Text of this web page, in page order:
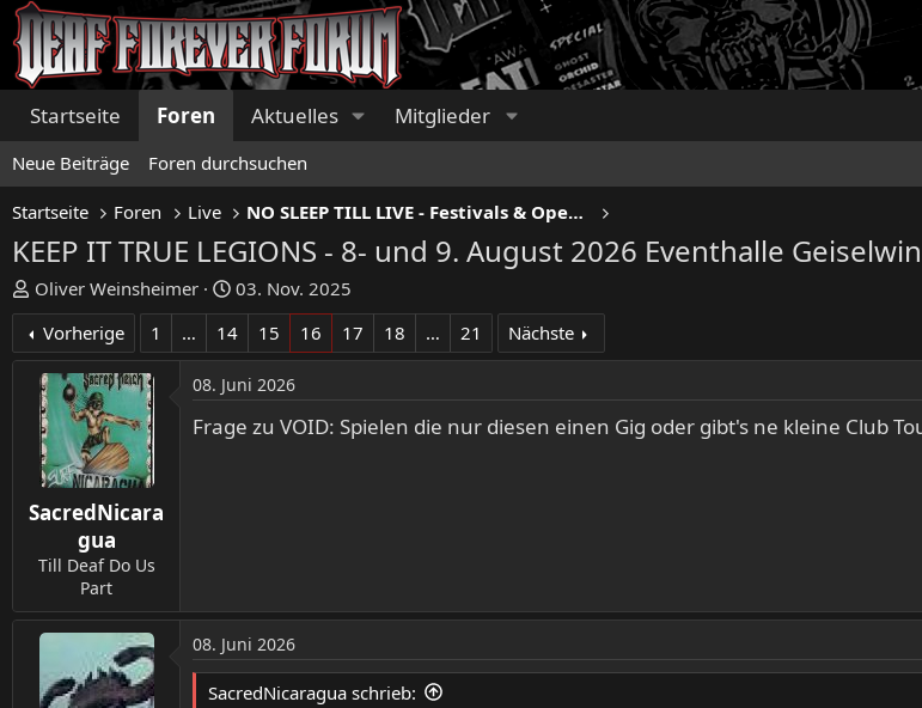
Startseite Foren Aktuelles Mitglieder
Neue Beiträge Foren durchsuchen
Startseite Foren Live NO SLEEP TILL LIVE - Festivals & Open Airs
KEEP IT TRUE LEGIONS - 8- und 9. August 2026 Eventhalle
E
r
t
e
e
r
Oliver Weinsheimer
E
r
s
t
e
l
03. Nov. 2025
Vorherige
1 … 14 15 16 17 18 … 21 Nächste
SacredNicara
gua
Till Deaf Do Us
Part
08. Juni 2026
Frage zu VOID: Spielen die nur diesen einen Gig oder gibt's ne kleine Club
08. Juni 2026
SacredNicaragua schrieb: